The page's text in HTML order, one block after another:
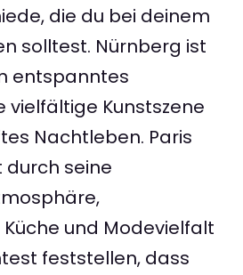
die du bei deinem
solltest. Nürnberg ist
entspanntes
vielfältige Kunstszene
Nachtleben. Paris
seine
und Modevielfalt
feststellen, dass